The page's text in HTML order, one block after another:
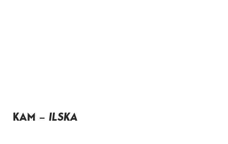
KAM – ILSKA